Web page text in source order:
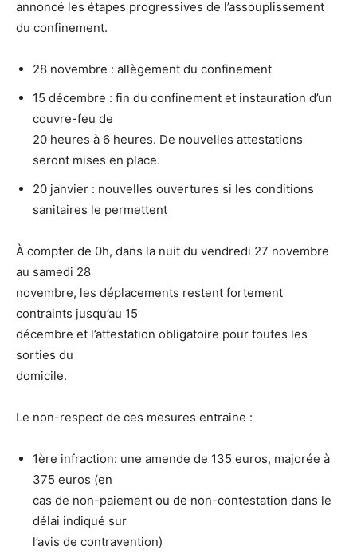
annoncé les étapes progressives de l’assouplissement
du confinement.
28 novembre : allègement du confinement
15 décembre : fin du confinement et instauration d’un
couvre-feu de
20 heures à 6 heures. De nouvelles attestations
seront mises en place.
20 janvier : nouvelles ouvertures si les conditions
sanitaires le permettent
À compter de 0h, dans la nuit du vendredi 27 novembre
au samedi 28
novembre, les déplacements restent fortement
contraints jusqu’au 15
décembre et l’attestation obligatoire pour toutes les
sorties du
domicile.
Le non-respect de ces mesures entraine :
1ère infraction: une amende de 135 euros, majorée à
375 euros (en
cas de non-paiement ou de non-contestation dans le
délai indiqué sur
l’avis de contravention)